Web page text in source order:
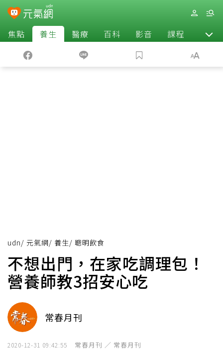
焦點 養生 醫療 百科 影音 課程 退休
udn/ 元氣網/ 養生/ 聰明飲食
不想出門，在家吃調理包！
營養師教3招安心吃
常春月刊
2020-12-31 09:42:55 常春月刊 ／ 常春月刊